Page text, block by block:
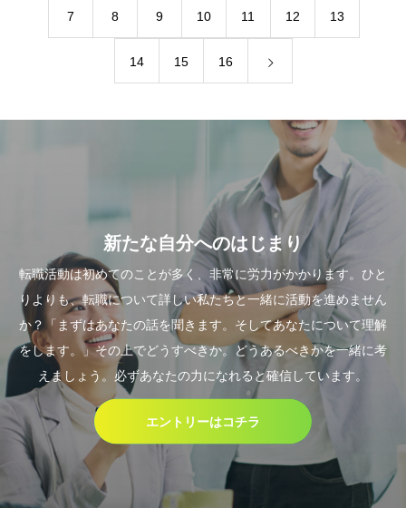
7 8 9 10 11 12 13
14 15 16
新たな自分へのはじまり
転職活動は初めてのことが多く、非常に労力がかかります。ひと
りよりも、転職について詳しい私たちと一緒に活動を進めません
か？「まずはあなたの話を聞きます。そしてあなたについて理解
をします。」その上でどうすべきか。どうあるべきかを一緒に考
えましょう。必ずあなたの力になれると確信しています。
エントリーはコチラ